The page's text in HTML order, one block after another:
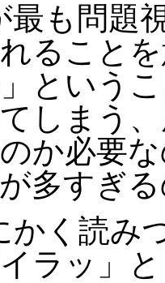
最も問題
ること
という
しまう
か必要
多すぎ
かく読み
ラッ」